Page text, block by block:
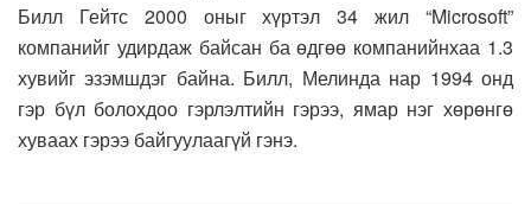
Билл Гейтс 2000 оныг хүртэл 34 жил “Microsoft”
компанийг удирдаж байсан ба өдгөө компанийнхаа 1.3
хувийг эзэмшдэг байна. Билл, Мелинда нар 1994 онд
гэр бүл болохдоо гэрлэлтийн гэрээ, ямар нэг хөрөнгө
хуваах гэрээ байгуулаагүй гэнэ.